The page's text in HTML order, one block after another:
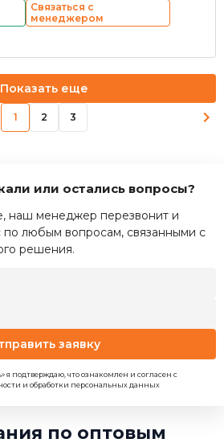
Связаться с
менеджером
Показать еще
1 2 3
или остались вопросы?
наш менеджер перезвонит и
по любым вопросам, связанными с
решения.
заявку
я подтверждаю, что ознакомлен и согласен с
и обработки персональных данных
по оптовым